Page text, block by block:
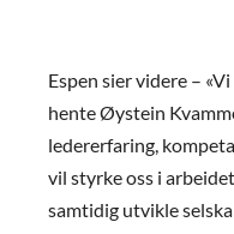
Espen sier videre –
hente Øystein
ledererfaring,
vil styrke oss i
samtidig utvikle